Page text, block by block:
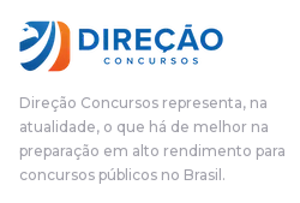
Direção Concursos representa, na
atualidade, o que há de melhor na
preparação em alto rendimento para
concursos públicos no Brasil.